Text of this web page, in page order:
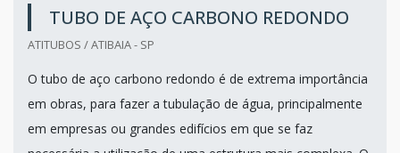
TUBO DE AÇO CARBONO REDONDO
ATITUBOS / ATIBAIA - SP